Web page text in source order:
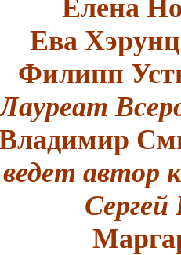
Елена
Ева
Филипп